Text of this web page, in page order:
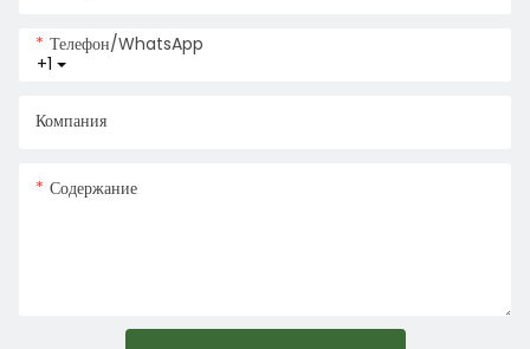
+1
Телефон/WhatsApp
Компания
Содержание